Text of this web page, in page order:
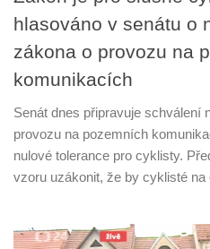
hlasováno v senátu o
zákona o provozu na
komunikacích
Senát dnes připravuje schválení
provozu na pozemních
nulové tolerance pro cyklisty.
vzoru uzákonit, že by cyklisté